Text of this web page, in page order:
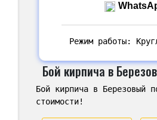
Режим работы:
Бой кирпича в
Бой кирпича в Березовый
стоимости!